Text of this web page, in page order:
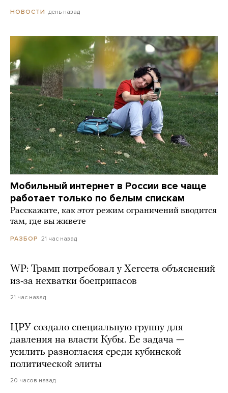
НОВОСТИ день назад
Мобильный интернет в России все чаще
работает только по белым спискам
Расскажите, как этот режим ограничений вводится
там, где вы живете
РАЗБОР 21 час назад
WP: Трамп потребовал у Хегсета объяснений
из-за нехватки боеприпасов
21 час назад
ЦРУ создало специальную группу для
давления на власти Кубы. Ее задача —
усилить разногласия среди кубинской
политической элиты
20 часов назад